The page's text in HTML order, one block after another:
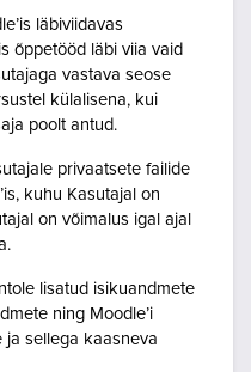
läbiviidavas
õppetööd läbi viia vaid
vastava seose
külalisena, kui
poolt antud.
privaatsete failide
kuhu Kasutajal on
on võimalus igal ajal
lisatud isikuandmete
ning Moodle’i
ja sellega kaasneva